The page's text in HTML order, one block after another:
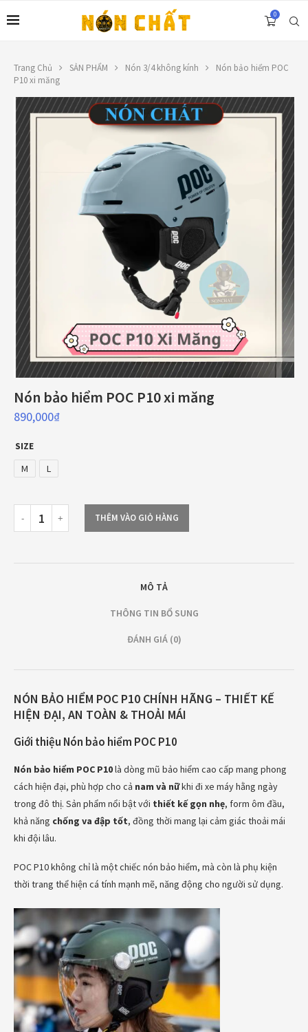
0
Trang Chủ SẢN PHẨM Nón 3/4 không kính
Nón bảo hiểm POC
P10 xi măng
Nón bảo hiểm POC P10 xi măng
890,000₫
SIZE
M
L
THÊM VÀO GIỎ HÀNG
MÔ TẢ
THÔNG TIN BỔ SUNG
ĐÁNH GIÁ (0)
NÓN BẢO HIỂM POC P10 CHÍNH HÃNG – THIẾT KẾ
HIỆN ĐẠI, AN TOÀN & THOẢI MÁI
Giới thiệu Nón bảo hiểm POC P10
Nón bảo hiểm POC P10là dòng mũ bảo hiểm cao cấp mang phong
cách hiện đại, phù hợp cho cả nam và nữkhi đi xe máy hằng ngày
trong đô thị. Sản phẩm nổi bật với thiết kế gọn nhẹ, form ôm đầu,
khả năng chống va đập tốt, đồng thời mang lại cảm giác thoải mái
khi đội lâu.
POC P10 không chỉ là một chiếc nón bảo hiểm, mà còn là phụ kiện
thời trang thể hiện cá tính mạnh mẽ, năng động cho người sử dụng.